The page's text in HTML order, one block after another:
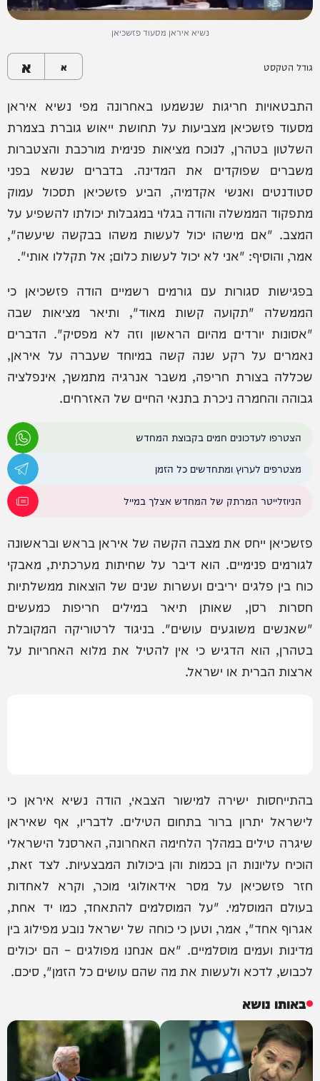
נשיא איראן מסעוד פזשכיאן
גודל הטקסט א א
התבטאויות חריגות שנשמעו באחרונה מפי נשיא איראן
מסעוד פזשכיאן מצביעות על תחושת ייאוש גוברת בצמרת
השלטון בטהרן, לנוכח מציאות פנימית מורכבת והצטברות
משברים שפוקדים את המדינה. בדברים שנשא בפני
סטודנטים ואנשי אקדמיה, הביע פזשכיאן תסכול עמוק
מתפקוד הממשלה והודה בגלוי במגבלות יכולתו להשפיע על
המצב. "אם מישהו יכול לעשות משהו בבקשה שיעשה",
אמר, והוסיף: "אני לא יכול לעשות כלום; אל תקללו אותי".
בפגישות סגורות עם גורמים רשמיים הודה פזשכיאן כי
הממשלה "תקועה קשות מאוד", ותיאר מציאות שבה
"אסונות יורדים מהיום הראשון וזה לא מפסיק". הדברים
נאמרים על רקע שנה קשה במיוחד שעברה על איראן,
שכללה בצורת חריפה, משבר אנרגיה מתמשך, אינפלציה
גבוהה והחמרה ניכרת בתנאי החיים של האזרחים.
הצטרפו לעדכונים חמים בקבוצת המחדש
מצטרפים לערוץ ומתחדשים כל הזמן
הניוזלייטר המרתק של המחדש אצלך במייל
פזשכיאן ייחס את מצבה הקשה של איראן בראש ובראשונה
לגורמים פנימיים. הוא דיבר על שחיתות מערכתית, מאבקי
כוח בין פלגים יריבים ועשרות שנים של הוצאות ממשלתיות
חסרות רסן, שאותן תיאר במילים חריפות כמעשים
"שאנשים משוגעים עושים". בניגוד לרטוריקה המקובלת
בטהרן, הוא הדגיש כי אין להטיל את מלוא האחריות על
ארצות הברית או ישראל.
בהתייחסות ישירה למישור הצבאי, הודה נשיא איראן כי
לישראל יתרון ברור בתחום הטילים. לדבריו, אף שאיראן
שיגרה טילים במהלך הלחימה האחרונה, הארסנל הישראלי
הוכיח עליונות הן בכמות והן ביכולות המבצעיות. לצד זאת,
חזר פזשכיאן על מסר אידאולוגי מוכר, וקרא לאחדות
בעולם המוסלמי. "על המוסלמים להתאחד, כמו יד אחת,
אגרוף אחד", אמר, וטען כי כוחה של ישראל נובע מפילוג בין
מדינות ועמים מוסלמיים. "אם אנחנו מפולגים – הם יכולים
לכבוש, לדכא ולעשות את מה שהם עושים כל הזמן", סיכם.
באותו נושא